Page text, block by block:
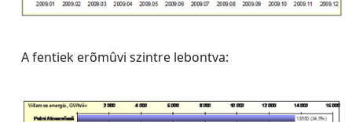
A fentiek erõmûvi szintre lebontva: